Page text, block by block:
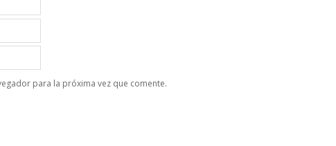
para la próxima vez que comente.